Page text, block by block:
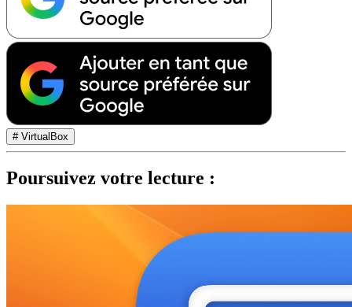
# VirtualBox
Poursuivez votre lecture :